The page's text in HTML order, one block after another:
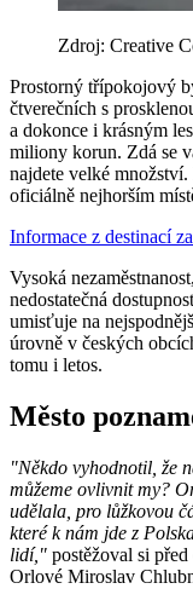
Zdroj: Creative
Prostorný třípokojový
čtverečních s
a dokonce i krásným
miliony korun. Zdá se
najdete velké
oficiálně nejhorším
Informace z destinací
Vysoká
nedostatečná
umisťuje na
úrovně v českých
tomu i letos.
Město
"Někdo vyhodnotil, že
můžeme ovlivnit my?
udělala, pro lůžkovou
které k nám jde z
lidí," postěžoval si
Orlové Miroslav